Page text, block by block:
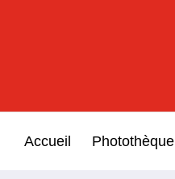
Accueil Photothèque